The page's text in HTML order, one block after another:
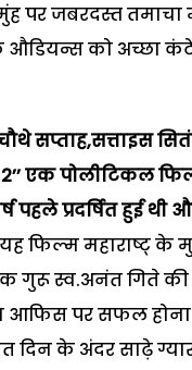
पर जबरदस्त तमाचा
औडियन्स को अच्छा
सप्ताह,सत्ताइस
2’’ एक पोलीटिकल
पहले प्रदर्षित हुई थी
यह फिल्म महाराष्ट् के
गुरू स्व.अनंत गिते
आफिस पर सफल होना
दिन के अंदर साढ़े